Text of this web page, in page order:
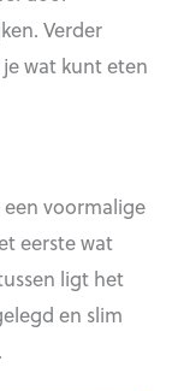
Verder
wat kunt eten
voormalige
eerste wat
ligt het
en slim